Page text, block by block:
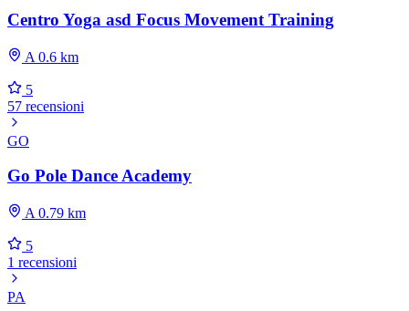
Centro Yoga asd Focus Movement Training
A 0.6 km
5
57 recensioni
GO
Go Pole Dance Academy
A 0.79 km
5
1 recensioni
PA